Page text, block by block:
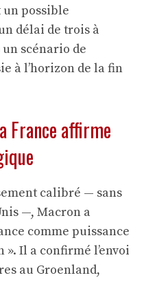
un possible
délai de trois à
scénario de
à l’horizon de la fin
France affirme
calibré — sans
—, Macron a
comme puissance
Il a confirmé l’envoi
au Groenland,